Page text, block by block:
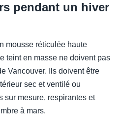
pendant un hiver
mousse réticulée haute
teint en masse ne doivent pas
Vancouver. Ils doivent être
sec et ventilé ou
sur mesure, respirantes et
à mars.